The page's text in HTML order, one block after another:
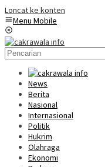
Loncat ke konten
Menu Mobile
News
Berita
Nasional
Internasional
Politik
Hukrim
Olahraga
Ekonomi